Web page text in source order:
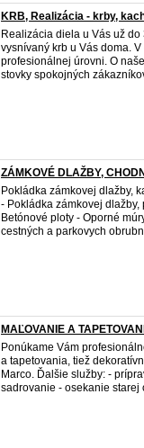
KRB, Realizácia - krby,
Realizácia diela u Vás už
vysnívaný krb u Vás doma.
profesionálnej úrovni. O
stovky spokojných
ZÁMKOVÉ DLAŽBY,
Pokládka zámkovej dlažby,
- Pokládka zámkovej
Betónové ploty - Oporné
cestných a parkovych
MAĽOVANIE A
Ponúkame Vám
a tapetovania, tiež
Marco. Ďalšie služby: -
sadrovanie - osekanie starej